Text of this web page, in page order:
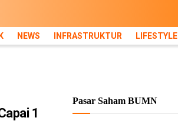
NEWS INFRASTRUKTUR LIFESTYLE
1
Pasar Saham BUMN